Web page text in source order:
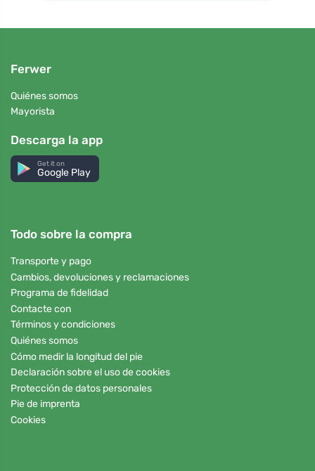
Ferwer
Quiénes somos
Mayorista
Descarga la app
Get it on
Google Play
Todo sobre la compra
Transporte y pago
Cambios, devoluciones y reclamaciones
Programa de fidelidad
Contacte con
Términos y condiciones
Quiénes somos
Cómo medir la longitud del pie
Declaración sobre el uso de cookies
Protección de datos personales
Pie de imprenta
Cookies